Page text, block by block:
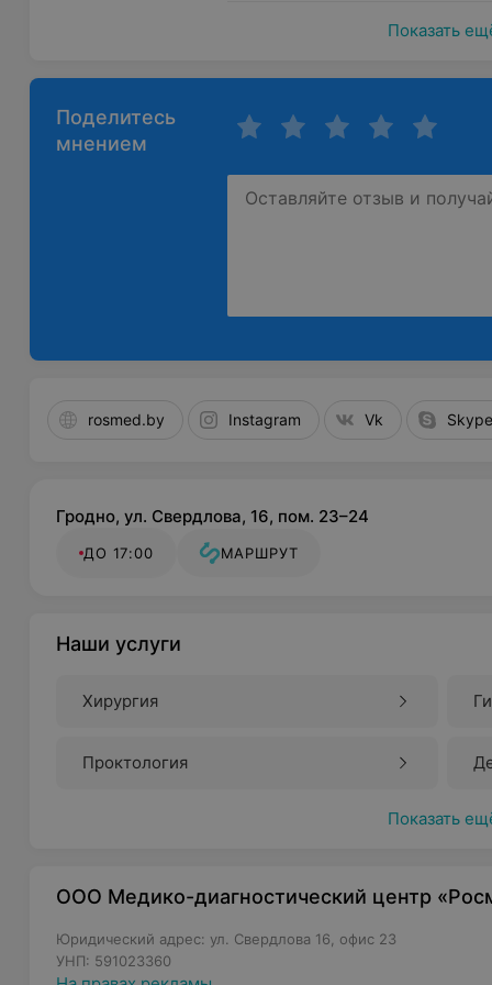
Показать
Поделитесь
мнением
rosmed.by Instagram Vk Skype
Гродно, ул. Свердлова, 16, пом. 23–24
ДО 17:00 МАРШРУТ
Наши услуги
Хирургия
Проктология
Показать
ООО Медико-диагностический центр
Юридический адрес: ул. Свердлова 16, офис 23
УНП: 591023360